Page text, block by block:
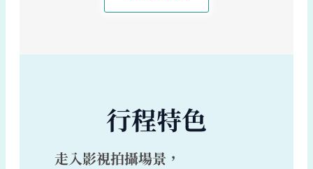
行程特色
走入影視拍攝場景，